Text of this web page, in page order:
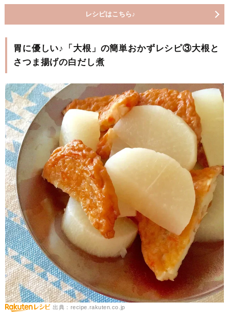
レシピはこちら♪
胃に優しい♪「大根」の簡単おかずレシピ③大根と
さつま揚げの白だし煮
出典：recipe.rakuten.co.jp